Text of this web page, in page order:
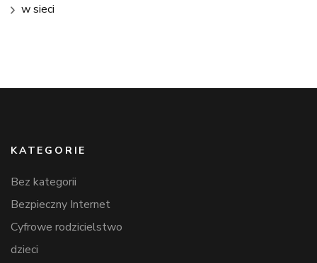
w sieci
KATEGORIE
Bez kategorii
Bezpieczny Internet
Cyfrowe rodzicielstwo
dzieci